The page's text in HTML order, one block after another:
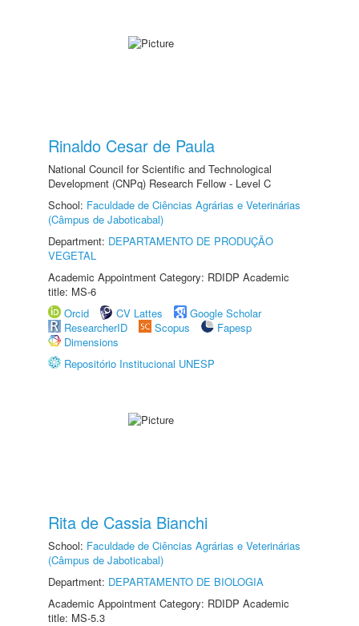
Rinaldo Cesar de Paula
National Council for Scientific and Technological
Development (CNPq) Research Fellow - Level C
School: Faculdade de Ciências Agrárias e Veterinárias
(Câmpus de Jaboticabal)
Department: DEPARTAMENTO DE PRODUÇÃO
VEGETAL
Academic Appointment Category: RDIDP Academic
title: MS-6
Orcid
CV Lattes
Google Scholar
ResearcherID
Scopus
Fapesp
Dimensions
Repositório Institucional UNESP
Rita de Cassia Bianchi
School: Faculdade de Ciências Agrárias e Veterinárias
(Câmpus de Jaboticabal)
Department: DEPARTAMENTO DE BIOLOGIA
Academic Appointment Category: RDIDP Academic
title: MS-5.3